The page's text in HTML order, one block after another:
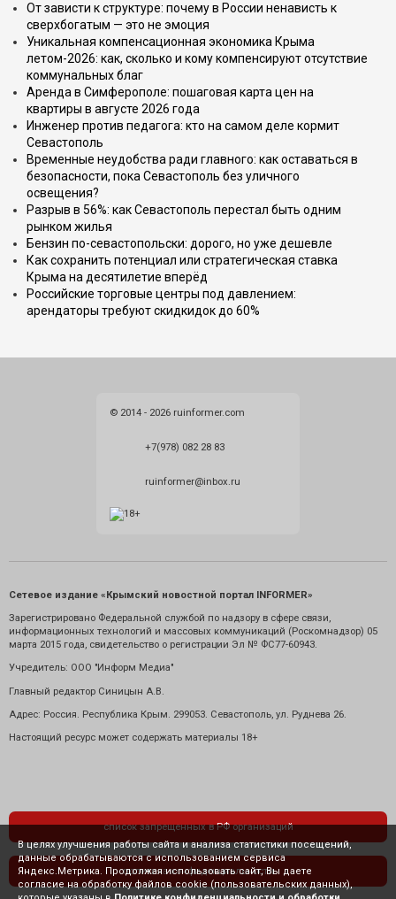
От зависти к структуре: почему в России ненависть к
сверхбогатым — это не эмоция
Уникальная компенсационная экономика Крыма
летом-2026: как, сколько и кому компенсируют отсутствие
коммунальных благ
Аренда в Симферополе: пошаговая карта цен на
квартиры в августе 2026 года
Инженер против педагога: кто на самом деле кормит
Севастополь
Временные неудобства ради главного: как оставаться в
безопасности, пока Севастополь без уличного
освещения?
Разрыв в 56%: как Севастополь перестал быть одним
рынком жилья
Бензин по-севастопольски: дорого, но уже дешевле
Как сохранить потенциал или стратегическая ставка
Крыма на десятилетие вперёд
Российские торговые центры под давлением:
арендаторы требуют скидкидок до 60%
© 2014 - 2026 ruinformer.com
+7(978) 082 28 83
ruinformer@inbox.ru
Сетевое издание «Крымский новостной портал INFORMER»
Зарегистрировано Федеральной службой по надзору в сфере связи,
информационных технологий и массовых коммуникаций (Роскомнадзор) 05
марта 2015 года, свидетельство о регистрации Эл № ФС77-60943.
Учредитель: ООО "Информ Медиа"
Главный редактор Синицын А.В.
Адрес: Россия. Республика Крым. 299053. Севастополь, ул. Руднева 26.
Настоящий ресурс может содержать материалы 18+
список запрещенных в РФ организаций
политика конфиденциальности
В целях улучшения работы сайта и анализа статистики посещений,
данные обрабатываются с использованием сервиса
Яндекс.Метрика. Продолжая использовать сайт, Вы даете
согласие на обработку файлов cookie (пользовательских данных),